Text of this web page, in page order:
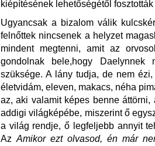
kiépítésének lehetőségétől fosztották
Ugyancsak a bizalom válik
felnőttek nincsenek a helyzet
mindent megtenni, amit az
gondolnak bele,hogy Daelynnek
szüksége. A lány tudja, de nem
életvidám, eleven, makacs, néha
az, aki valamit képes benne
addigi világképébe, miszerint ő
a világ rendje, ő legfeljebb annyit
AzAmikor ezt olvasod, én már